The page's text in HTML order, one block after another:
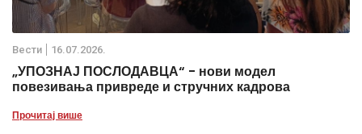
Вести 16.07.2026.
„УПОЗНАЈ ПОСЛОДАВЦА“ - нови модел
повезивања привреде и стручних кадрова
Прочитај више